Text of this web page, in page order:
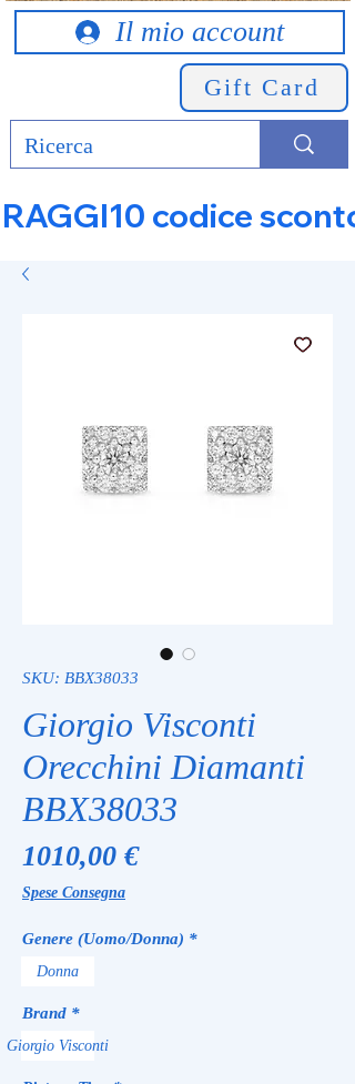
Il mio account
Gift Card
RAGGI10 codice
SKU: BBX38033
Giorgio Visconti
Orecchini Diamanti
BBX38033
1010,00 €Prezzo
Spese Consegna
Genere (Uomo/Donna) *
Donna
Brand *
Giorgio Visconti